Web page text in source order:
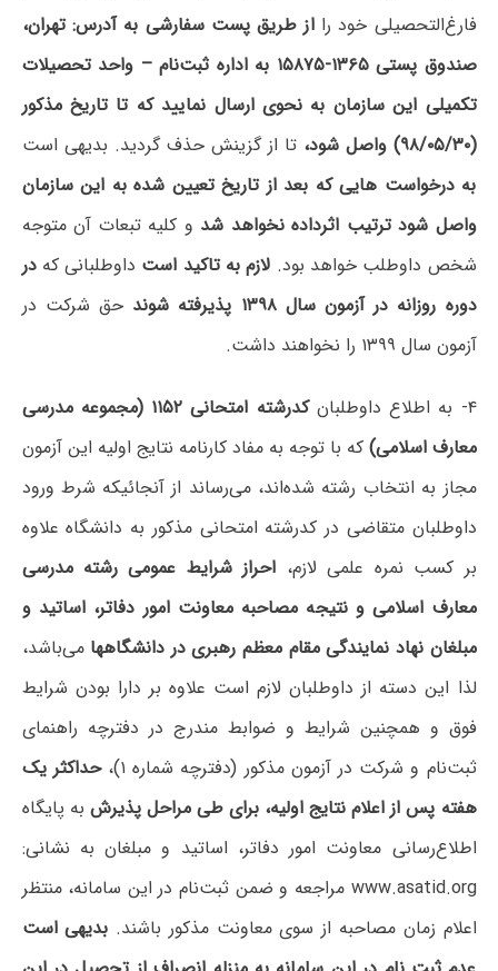
فارغ‌التحصیلی خود رااز طریق‌ پست سفارشی به آدرس: تهران،
صندوق پستی ۱۳۶۵-۱۵۸۷۵ به اداره ثبت‌نام – واحد تحصیلات
تکمیلی این سازمان به نحوی ارسال نمایید کهتا تاریخ مذکور
(۹۸/۰۵/۳۰
) واصل شود،تا از گزینش حذف گردید. بدیهی است
به درخواست هایی که بعد از تاریخ تعیین شده به این سازمان
واصل شود ترتیب اثرداده نخواهد شد و کلیه تبعات آن متوجه
شخص داوطلب خواهد بود. لازم به تاکید است داوطلبانی که در
دوره روزانه در آزمون سال ۱۳۹۸ پذیرفته شوند
حق شرکت در
آزمون سال ۱۳۹۹ را نخواهند داشت.
۴- به اطلاع داوطلبان
کدرشته امتحانی ۱۱۵۲ (مجموعه مدرسی
معارف اسلامی)که با توجه به مفاد کارنامه نتایج اولیه این آزمون
مجاز به انتخاب رشته شده‌اند، می‌رساند از آنجائیکه شرط ورود
داوطلبان متقاضی در کدرشته امتحانی مذکور به دانشگاه علاوه
بر کسب نمره علمی لازم، احراز شرایط عمومی رشته مدرسی
معارف اسلامی و نتیجه مصاحبه‌ معاونت امور دفاتر، اساتید و
مبلغان نهاد نمایندگی مقام معظم رهبری در دانشگاهها می‌باشد،
لذا این دسته از داوطلبان لازم است علاوه بر دارا بودن شرایط
فوق و همچنین شرایط و ضوابط مندرج در دفترچه راهنمای
ثبت‌نام و شرکت در آزمون مذکور (دفترچه شماره ۱)،
حداکثر یک
هفته پس از اعلام نتایج اولیه، برای طی مراحل پذیرش به پایگاه
اطلاع‌رسانی معاونت امور دفاتر، اساتید و مبلغان به نشانی:
www.asatid.org مراجعه و ضمن ثبت‌نام در این سامانه، منتظر
اعلام زمان مصاحبه از سوی معاونت مذکور باشند. بدیهی است